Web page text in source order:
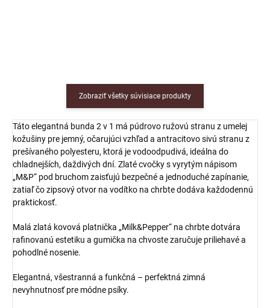
Zobraziť všetky súvisiace produkty
Táto elegantná bunda 2 v 1 má púdrovo ružovú stranu z umelej
kožušiny pre jemný, očarujúci vzhľad a antracitovo sivú stranu z
prešívaného polyesteru, ktorá je vodoodpudivá, ideálna do
chladnejších, daždivých dní. Zlaté cvočky s vyrytým nápisom
„M&P“ pod bruchom zaisťujú bezpečné a jednoduché zapínanie,
zatiaľ čo zipsový otvor na vodítko na chrbte dodáva každodennú
praktickosť.
Malá zlatá kovová platnička „Milk&Pepper“ na chrbte dotvára
rafinovanú estetiku a gumička na chvoste zaručuje priliehavé a
pohodlné nosenie.
Elegantná, všestranná a funkčná – perfektná zimná
nevyhnutnosť pre módne psíky.